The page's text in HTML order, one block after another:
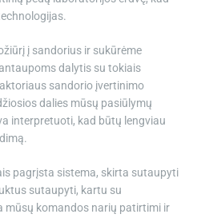
į sandorius ir sukūrėme
dalytis su tokiais
sandorio įvertinimo
dalies mūsų pasiūlymų
interpretuoti, kad būtų lengviau
pagrįsta sistema, skirta sutaupyti
sutaupyti, kartu su
mūsų komandos narių patirtimi ir